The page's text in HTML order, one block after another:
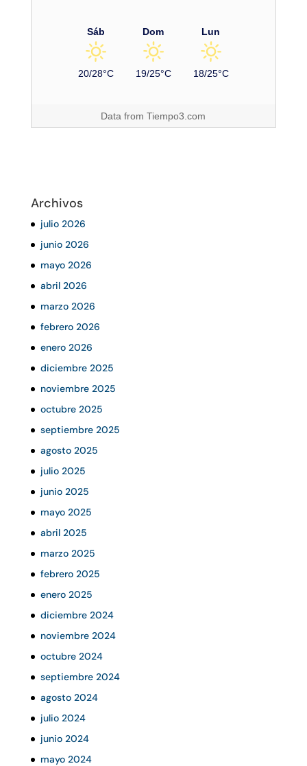
Sáb
20/28°C
Dom
19/25°C
Lun
18/25°C
Data fromTiempo3.com
Archivos
julio 2026
junio 2026
mayo 2026
abril 2026
marzo 2026
febrero 2026
enero 2026
diciembre 2025
noviembre 2025
octubre 2025
septiembre 2025
agosto 2025
julio 2025
junio 2025
mayo 2025
abril 2025
marzo 2025
febrero 2025
enero 2025
diciembre 2024
noviembre 2024
octubre 2024
septiembre 2024
agosto 2024
julio 2024
junio 2024
mayo 2024